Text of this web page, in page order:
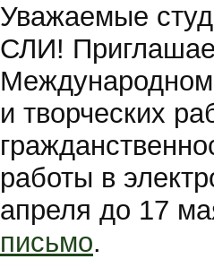
Уважаемые
СЛИ!
Международном
и творческих
работы в
апреля до 17
письмо.